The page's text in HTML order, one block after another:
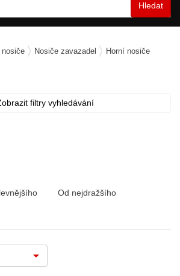
Hledat
nosiče Nosiče zavazadel Horní nosiče
filtry vyhledávání
Od nejdražšího